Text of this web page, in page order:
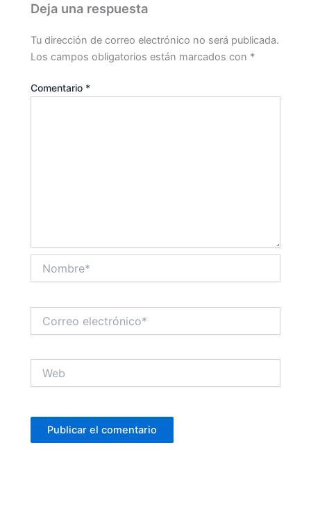
Deja una respuesta
Tu dirección de correo electrónico no será publicada.
Los campos obligatorios están marcados con *
Comentario *
electrónico*